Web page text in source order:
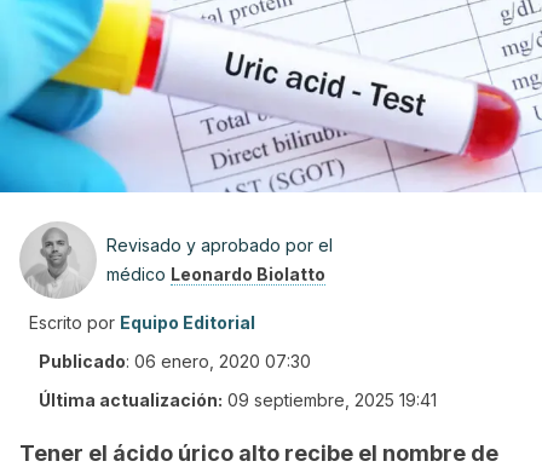
Revisado y aprobado por el
médico Leonardo Biolatto
Escrito por Equipo Editorial
Publicado: 06 enero, 2020 07:30
Última actualización: 09 septiembre, 2025 19:41
Tener el ácido úrico alto recibe el nombre de